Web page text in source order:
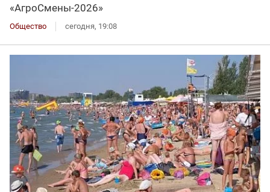
«АгроСмены-2026»
Общество сегодня, 19:08